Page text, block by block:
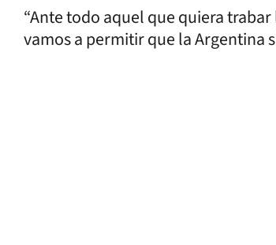
“Ante todo aquel que quiera
vamos a permitir que la Argentina